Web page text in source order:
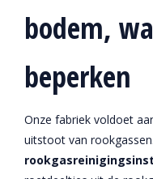
bodem,
beperken
Onze fabriek voldoet
uitstoot van